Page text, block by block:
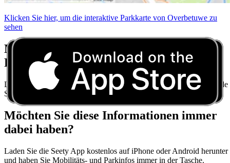
Klicken Sie hier, um die interaktive Parkkarte von Overbetuwe zu
sehen
Machen Sie sich keine Sorgen mehr über
Parkvorschriften
Laden Sie Seety herunter und erhalten Sie Echtzeit-Parktipps für jede
Stadt.
Möchten Sie diese Informationen immer
dabei haben?
Laden Sie die Seety App kostenlos auf iPhone oder Android herunter
und haben Sie Mobilitäts- und Parkinfos immer in der Tasche.